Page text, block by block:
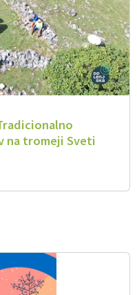
na tromeji Sveti